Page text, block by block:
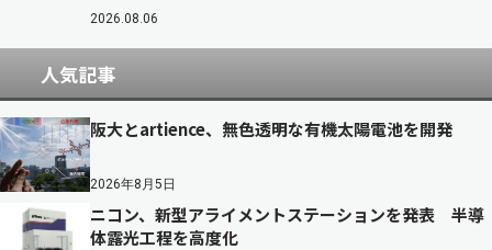
2026.08.06
人気記事
阪大とartience、無色透明な有機太陽電池を開発
2026年8月5日
ニコン、新型アライメントステーションを発表 半導
体露光工程を高度化